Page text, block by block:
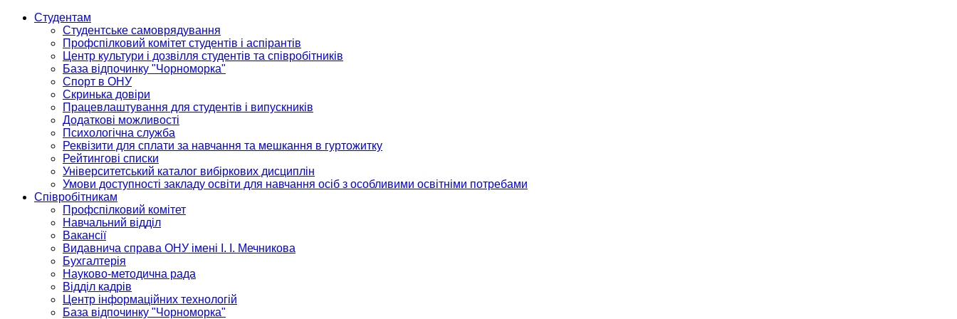
Студентам
Студентське самоврядування
Профспілковий комітет студентів і аспірантів
Центр культури і дозвілля студентів та співробітників
База відпочинку "Чорноморка"
Спорт в ОНУ
Скринька довіри
Працевлаштування для студентів і випускників
Додаткові можливості
Психологічна служба
Реквізити для сплати за навчання та мешкання в гуртожитку
Рейтингові списки
Університетський каталог вибіркових дисциплін
Умови доступності закладу освіти для навчання осіб з особливими освітніми потребами
Співробітникам
Профспілковий комітет
Навчальний відділ
Вакансії
Видавнича справа ОНУ імені І. І. Мечникова
Бухгалтерія
Науково-методична рада
Відділ кадрів
Центр інформаційних технологій
База відпочинку "Чорноморка"